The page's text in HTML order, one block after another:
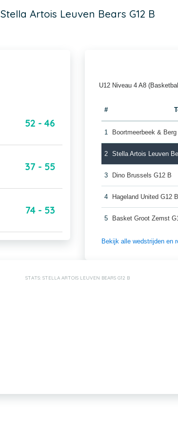
Stella Artois Leuven Bears G12 B
52 - 46
37 - 55
74 - 53
U12 Niveau 4 A8
#
1 Boortmeerbeek &
2 Stella Artois Leuven
3 Dino Brussels G12 B
4 Hageland United G12 B
5 Basket Groot Zemst
Bekijk alle wedstrijden en
STATS: STELLA ARTOIS LEUVEN BEARS G12 B